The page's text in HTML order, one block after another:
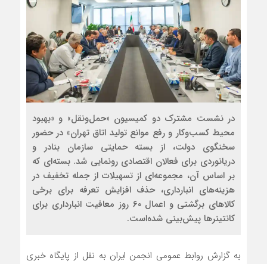
در نشست مشترک دو کمیسیون «حمل‌ونقل» و «بهبود
محیط کسب‌وکار و رفع موانع تولید اتاق تهران» در حضور
سخنگوی دولت، از بسته حمایتی سازمان بنادر و
دریانوردی برای فعالان اقتصادی رونمایی شد. بسته‌ای که
بر اساس آن، مجموعه‌ای از تسهیلات از جمله تخفیف در
هزینه‌های انبارداری، حذف افزایش تعرفه برای برخی
کالاهای برگشتی و اعمال ۶۰ روز معافیت انبارداری برای
کانتینرها پیش‌بینی شده‌است.
به گزارش روابط عمومی انجمن ایران به نقل از پایگاه خبری